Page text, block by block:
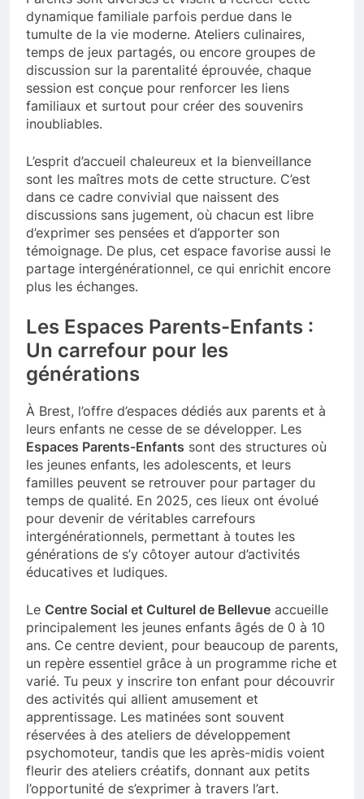
dynamique familiale parfois perdue dans le
tumulte de la vie moderne. Ateliers culinaires,
temps de jeux partagés, ou encore groupes de
discussion sur la parentalité éprouvée, chaque
session est conçue pour renforcer les liens
familiaux et surtout pour créer des souvenirs
inoubliables.
L’esprit d’accueil chaleureux et la bienveillance
sont les maîtres mots de cette structure. C’est
dans ce cadre convivial que naissent des
discussions sans jugement, où chacun est libre
d’exprimer ses pensées et d’apporter son
témoignage. De plus, cet espace favorise aussi le
partage intergénérationnel, ce qui enrichit encore
plus les échanges.
Les Espaces Parents-Enfants :
Un carrefour pour les
générations
À Brest, l’offre d’espaces dédiés aux parents et à
leurs enfants ne cesse de se développer. Les
Espaces Parents-Enfants sont des structures où
les jeunes enfants, les adolescents, et leurs
familles peuvent se retrouver pour partager du
temps de qualité. En 2025, ces lieux ont évolué
pour devenir de véritables carrefours
intergénérationnels, permettant à toutes les
générations de s’y côtoyer autour d’activités
éducatives et ludiques.
Le Centre Social et Culturel de Bellevue accueille
principalement les jeunes enfants âgés de 0 à 10
ans. Ce centre devient, pour beaucoup de parents,
un repère essentiel grâce à un programme riche et
varié. Tu peux y inscrire ton enfant pour découvrir
des activités qui allient amusement et
apprentissage. Les matinées sont souvent
réservées à des ateliers de développement
psychomoteur, tandis que les après-midis voient
fleurir des ateliers créatifs, donnant aux petits
l’opportunité de s’exprimer à travers l’art.